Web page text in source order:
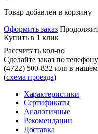
Товар добавлен в корзину
Оформить заказ
Купить в 1 клик
Рассчитать кол-во
Сделайте заказ по телефону
(4722) 500-832 или в
(схема проезда)
Характеристики
Сертификаты
Аналогичные
Рекомендации
Доставка